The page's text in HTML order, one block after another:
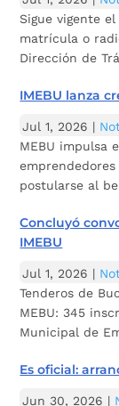
Sigue vigente
matrícula o
Dirección de
IMEBU lanza
Jul 1, 2026 |
MEBU impulsa
postularse al
Concluyó
IMEBU
Jul 1, 2026 |
Tenderos de
MEBU: 345
Municipal de
Es oficial:
Jun 30, 2026 |